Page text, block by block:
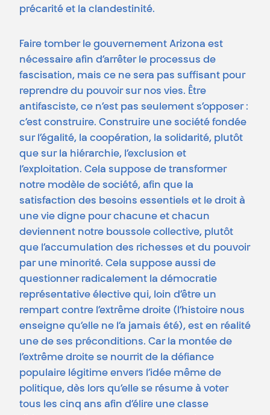
précarité et la clandestinité.
Faire tomber le gouvernement Arizona est
nécessaire afin d’arrêter le processus de
fascisation, mais ce ne sera pas suffisant pour
reprendre du pouvoir sur nos vies. Être
antifasciste, ce n’est pas seulement s’opposer :
c’est construire. Construire une société fondée
sur l’égalité, la coopération, la solidarité, plutôt
que sur la hiérarchie, l’exclusion et
l’exploitation. Cela suppose de transformer
notre modèle de société, afin que la
satisfaction des besoins essentiels et le droit à
une vie digne pour chacune et chacun
deviennent notre boussole collective, plutôt
que l’accumulation des richesses et du pouvoir
par une minorité. Cela suppose aussi de
questionner radicalement la démocratie
représentative élective qui, loin d’être un
rempart contre l’extrême droite (l’histoire nous
enseigne qu’elle ne l’a jamais été), est en réalité
une de ses préconditions. Car la montée de
l’extrême droite se nourrit de la défiance
populaire légitime envers l’idée même de
politique, dès lors qu’elle se résume à voter
tous les cinq ans afin d’élire une classe